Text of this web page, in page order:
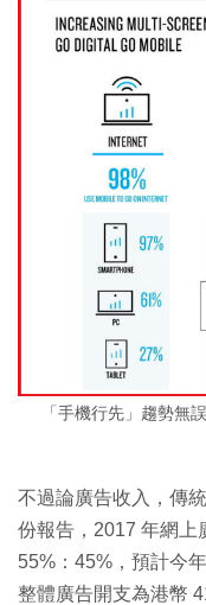
「手機行先」趨勢無
不過論廣告收入，傳
份報告，2017 年網上
55%：45%，預計今
整體廣告開支為港幣